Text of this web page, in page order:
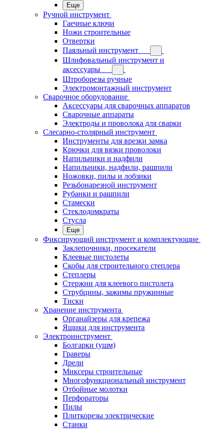
Еще
Ручной инструмент
Гаечные ключи
Ножи строительные
Отвертки
Паяльный инструмент
Шлифовальный инструмент и
аксессуары
Штроборезы ручные
Электромонтажный инструмент
Сварочное оборудование
Аксессуары для сварочных аппаратов
Сварочные аппараты
Электроды и проволока для сварки
Слесарно-столярный инструмент
Инструменты для врезки замка
Крючки для вязки проволоки
Напильники и надфили
Напильники, надфили, рашпили
Ножовки, пилы и лобзики
Резьбонарезной инструмент
Рубанки и рашпили
Стамески
Стеклодомкраты
Стусла
Еще
Фиксирующий инструмент и комплектующие
Заклепочники, просекатели
Клеевые пистолеты
Скобы для строительного степлера
Степлеры
Стержни для клеевого пистолета
Струбцины, зажимы пружинные
Тиски
Хранение инструмента
Органайзеры для крепежа
Ящики для инструмента
Электроинструмент
Болгарки (ушм)
Граверы
Дрели
Миксеры строительные
Многофункциональный инструмент
Отбойные молотки
Перфораторы
Пилы
Плиткорезы электрические
Станки